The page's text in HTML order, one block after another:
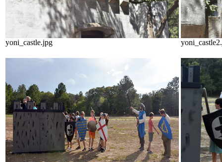
yoni_castle.jpg